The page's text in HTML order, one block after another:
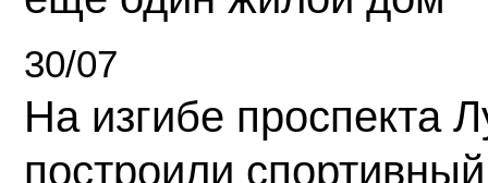
30/07
На изгибе проспекта
построили